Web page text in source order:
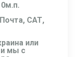
САТ,
или
и мы с